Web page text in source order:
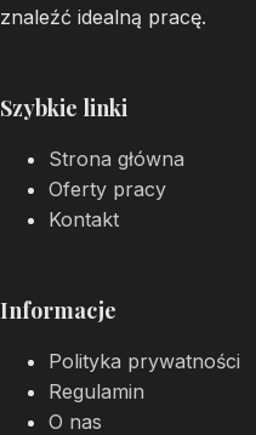
znaleźć idealną pracę.
Szybkie linki
Strona główna
Oferty pracy
Kontakt
Informacje
Polityka prywatności
Regulamin
O nas